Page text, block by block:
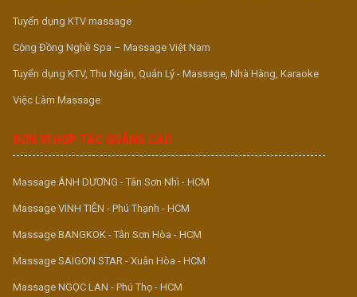
Tuyển dụng KTV massage
Cộng Đồng Nghề Spa – Massage Việt Nam
Tuyển dụng KTV, Thu Ngân, Quản Lý - Massage, Nhà Hàng, Karaoke
Việc Làm Massage
ĐƠN VỊ HỢP TÁC QUẢNG CÁO
Massage ÁNH DƯƠNG - Tân Sơn Nhì - HCM
Massage VINH TIÊN - Phú Thạnh - HCM
Massage BANGKOK - Tân Sơn Hòa - HCM
Massage SAIGON STAR - Xuân Hòa - HCM
Massage NGỌC LAN - Phú Thọ - HCM